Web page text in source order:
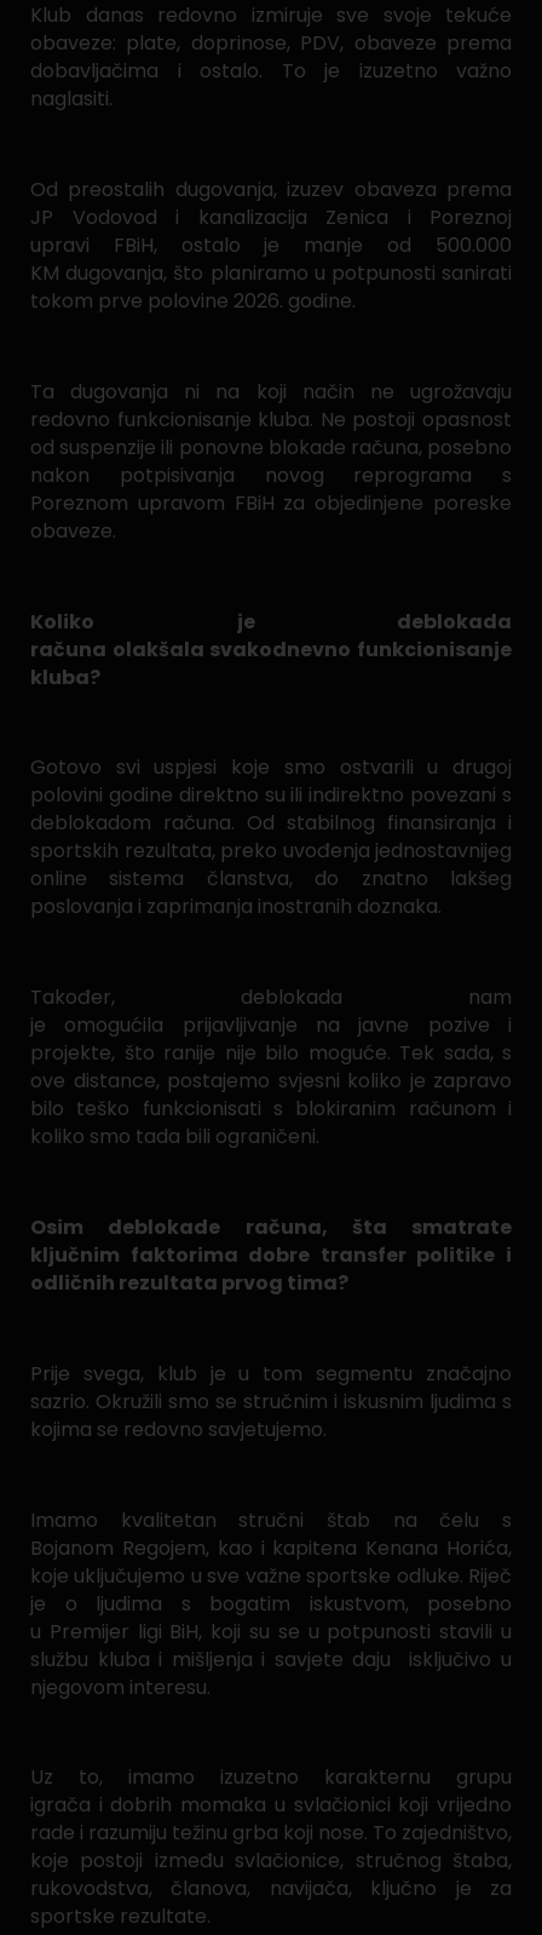
Klub danas redovno izmiruje sve svoje tekuće
obaveze: plate, doprinose, PDV, obaveze prema
dobavljačima i ostalo. To je izuzetno važno
naglasiti.
Od preostalih dugovanja, izuzev obaveza prema
JP Vodovod i kanalizacija Zenica i Poreznoj
upravi FBiH, ostalo je manje od 500.000
KM dugovanja, što planiramo u potpunosti sanirati
tokom prve polovine 2026. godine.
Ta dugovanja ni na koji način ne ugrožavaju
redovno funkcionisanje kluba. Ne postoji opasnost
od suspenzije ili ponovne blokade računa, posebno
nakon potpisivanja novog reprograma s
Poreznom upravom FBiH za objedinjene poreske
obaveze.
Koliko je deblokada
računa olakšala svakodnevno funkcionisanje
kluba?
Gotovo svi uspjesi koje smo ostvarili u drugoj
polovini godine direktno su ili indirektno povezani s
deblokadom računa. Od stabilnog finansiranja i
sportskih rezultata, preko uvođenja jednostavnijeg
online sistema članstva, do znatno lakšeg
poslovanja i zaprimanja inostranih doznaka.
Također, deblokada nam
je omogućila prijavljivanje na javne pozive i
projekte, što ranije nije bilo moguće. Tek sada, s
ove distance, postajemo svjesni koliko je zapravo
bilo teško funkcionisati s blokiranim računom i
koliko smo tada bili ograničeni.
Osim deblokade računa, šta smatrate
ključnim faktorima dobre transfer politike i
odličnih rezultata prvog tima?
Prije svega, klub je u tom segmentu značajno
sazrio. Okružili smo se stručnim i iskusnim ljudima s
kojima se redovno savjetujemo.
Imamo kvalitetan stručni štab na čelu s
Bojanom Regojem, kao i kapitena Kenana Horića,
koje uključujemo u sve važne sportske odluke. Riječ
je o ljudima s bogatim iskustvom, posebno
u Premijer ligi BiH, koji su se u potpunosti stavili u
službu kluba i mišljenja i savjete daju isključivo u
njegovom interesu.
Uz to, imamo izuzetno karakternu grupu
igrača i dobrih momaka u svlačionici koji vrijedno
rade i razumiju težinu grba koji nose. To zajedništvo,
koje postoji između svlačionice, stručnog štaba,
rukovodstva, članova, navijača, ključno je za
sportske rezultate.